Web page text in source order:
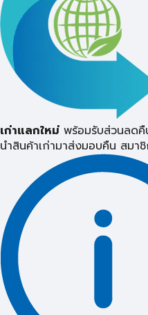
เก่าแลกใหม่ พร้อมรับส่วนลดคื
นำสินค้าเก่ามาส่งมอบคืน สมา